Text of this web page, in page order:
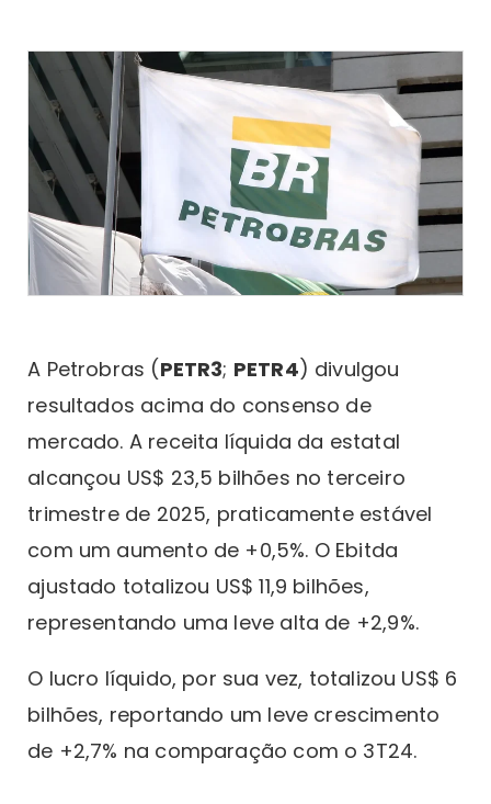
A Petrobras (PETR3; PETR4) divulgou
resultados acima do consenso de
mercado. A receita líquida da estatal
alcançou US$ 23,5 bilhões no terceiro
trimestre de 2025, praticamente estável
com um aumento de +0,5%. O Ebitda
ajustado totalizou US$ 11,9 bilhões,
representando uma leve alta de +2,9%.
O lucro líquido, por sua vez, totalizou US$ 6
bilhões, reportando um leve crescimento
de +2,7% na comparação com o 3T24.